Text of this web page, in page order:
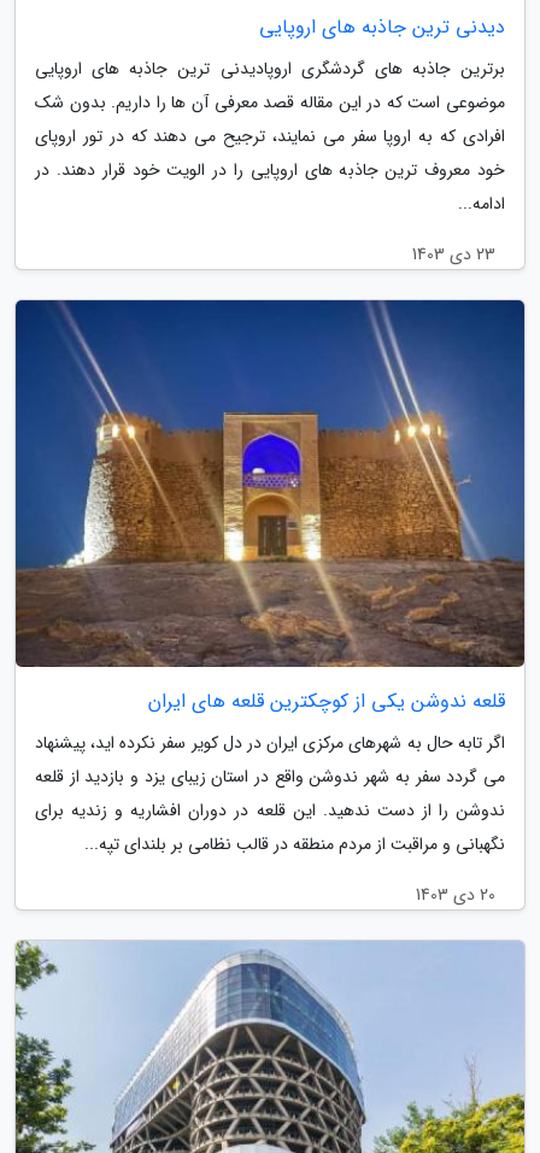
دیدنی ترین جاذبه های اروپایی
برترین جاذبه های گردشگری اروپادیدنی ترین جاذبه های اروپایی
موضوعی است که در این مقاله قصد معرفی آن ها را داریم. بدون شک
افرادی که به اروپا سفر می نمایند، ترجیح می دهند که در تور اروپای
خود معروف ترین جاذبه های اروپایی را در الویت خود قرار دهند. در
ادامه...
23 دی 1403
قلعه ندوشن یکی از کوچکترین قلعه های ایران
اگر تابه حال به شهرهای مرکزی ایران در دل کویر سفر نکرده اید، پیشنهاد
می گردد سفر به شهر ندوشن واقع در استان زیبای یزد و بازدید از قلعه
ندوشن را از دست ندهید. این قلعه در دوران افشاریه و زندیه برای
نگهبانی و مراقبت از مردم منطقه در قالب نظامی بر بلندای تپه...
20 دی 1403